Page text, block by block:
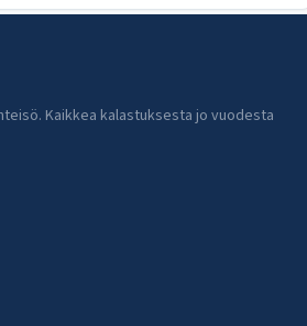
Kaikkea kalastuksesta jo vuodesta